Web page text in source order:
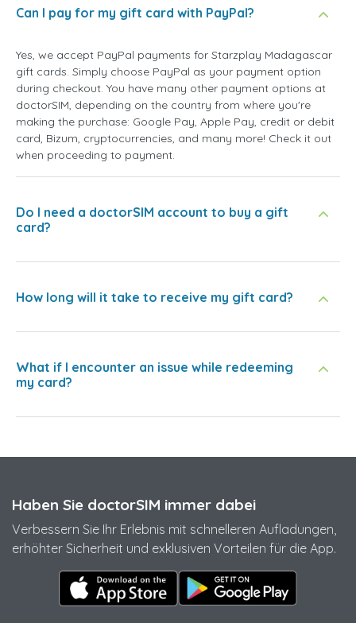
Can I pay for my gift card with PayPal?
Yes, we accept PayPal payments for Starzplay Madagascar
gift cards. Simply choose PayPal as your payment option
during checkout. You have many other payment options at
doctorSIM, depending on the country from where you're
making the purchase: Google Pay, Apple Pay, credit or debit
card, Bizum, cryptocurrencies, and many more! Check it out
when proceeding to payment.
Do I need a doctorSIM account to buy a gift
card?
How long will it take to receive my gift card?
What if I encounter an issue while redeeming
my card?
Haben Sie doctorSIM immer dabei
Verbessern Sie Ihr Erlebnis mit schnelleren Aufladungen,
erhöhter Sicherheit und exklusiven Vorteilen für die App.